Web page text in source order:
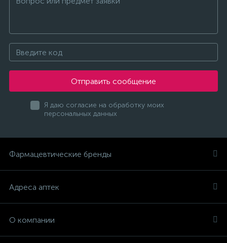
Отправить сообщение
Я даю согласие на обработку моих
персональных данных
Фармацевтические бренды
Адреса аптек
О компании